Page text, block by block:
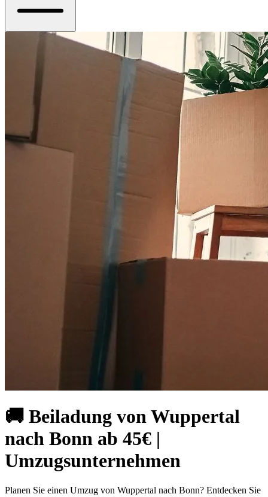
🚚 Beiladung von Wuppertal
nach Bonn ab 45€ |
Umzugsunternehmen
Planen Sie einen Umzug von Wuppertal⁠ nach Bonn? Entdecken Sie